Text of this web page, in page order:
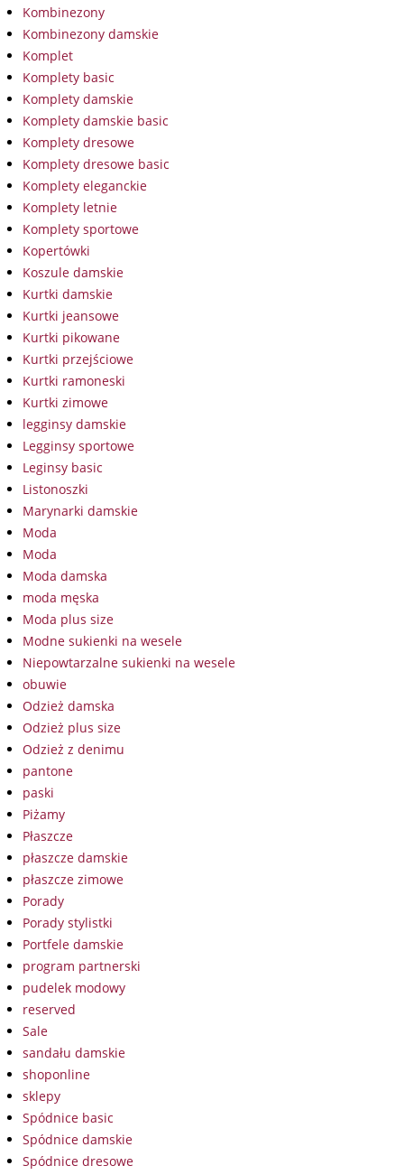
Kombinezony
Kombinezony damskie
Komplet
Komplety basic
Komplety damskie
Komplety damskie basic
Komplety dresowe
Komplety dresowe basic
Komplety eleganckie
Komplety letnie
Komplety sportowe
Kopertówki
Koszule damskie
Kurtki damskie
Kurtki jeansowe
Kurtki pikowane
Kurtki przejściowe
Kurtki ramoneski
Kurtki zimowe
legginsy damskie
Legginsy sportowe
Leginsy basic
Listonoszki
Marynarki damskie
Moda
Moda
Moda damska
moda męska
Moda plus size
Modne sukienki na wesele
Niepowtarzalne sukienki na wesele
obuwie
Odzież damska
Odzież plus size
Odzież z denimu
pantone
paski
Piżamy
Płaszcze
płaszcze damskie
płaszcze zimowe
Porady
Porady stylistki
Portfele damskie
program partnerski
pudelek modowy
reserved
Sale
sandału damskie
shoponline
sklepy
Spódnice basic
Spódnice damskie
Spódnice dresowe